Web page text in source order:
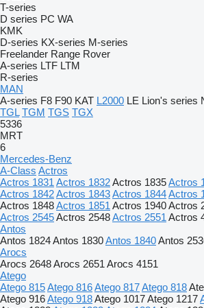
T-series
D series PC WA
KMK
D-series KX-series M-series
Freelander Range Rover
A-series LTF LTM
R-series
MAN
A-series F8 F90 KAT L2000 LE Lion's series
TGL TGM TGS TGX
5336
MRT
6
Mercedes-Benz
A-Class Actros
Actros 1831 Actros 1832Actros 1835Actros
Actros 1842Actros 1843Actros 1844Actros
Actros 1848Actros 1851 Actros 1940Actros
Actros 2545Actros 2548Actros 2551 Actros
Antos
Antos 1824Antos 1830Antos 1840Antos
Arocs
Arocs 2648Arocs 2651 Arocs 4151
Atego
Atego 815Atego 816Atego 817Atego 818
Atego 916Atego 918Atego 1017Atego 1217